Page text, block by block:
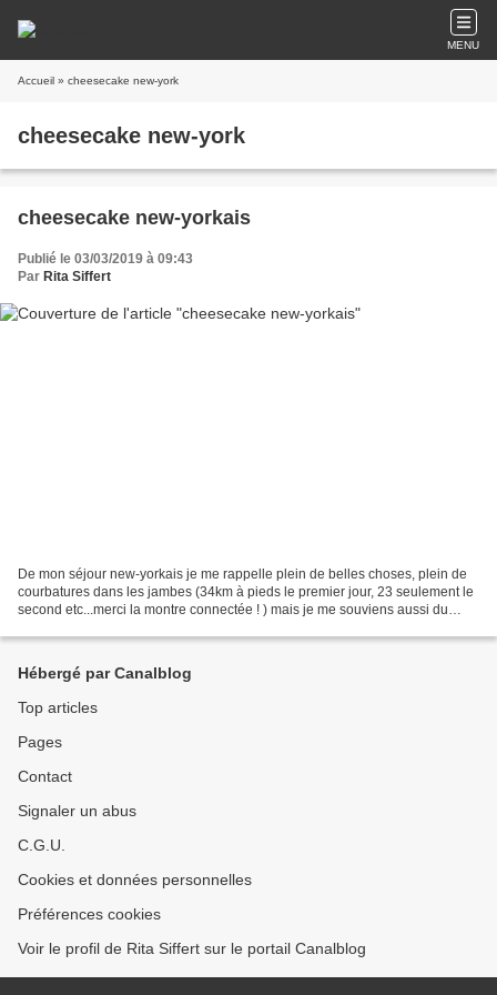
MENU
Accueil » cheesecake new-york
cheesecake new-york
cheesecake new-yorkais
Publié le 03/03/2019 à 09:43
Par Rita Siffert
De mon séjour new-yorkais je me rappelle plein de belles choses, plein de
courbatures dans les jambes (34km à pieds le premier jour, 23 seulement le
second etc...merci la montre connectée ! ) mais je me souviens aussi du
Hébergé par Canalblog
Top articles
Pages
Contact
Signaler un abus
C.G.U.
Cookies et données personnelles
Préférences cookies
Voir le profil de Rita Siffert sur le portail Canalblog